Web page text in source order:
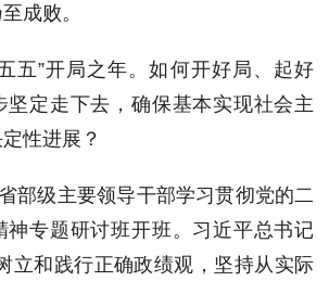
成败。
五”开局之年。如何开好局、起好
坚定走下去，确保基本实现社会主
性进展？
部级主要领导干部学习贯彻党的二
神专题研讨班开班。习近平总书记
立和践行正确政绩观，坚持从实际